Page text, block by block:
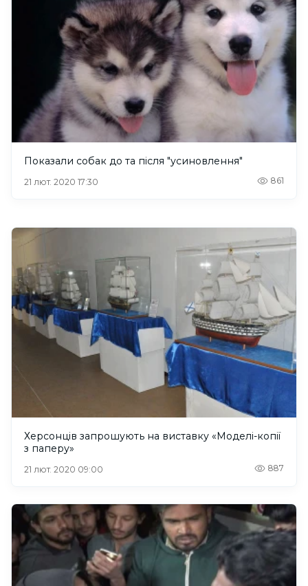
Показали собак до та після "усиновлення"
21 лют. 2020 17:30 861
Херсонців запрошують на виставку «Моделі-копії
з паперу»
21 лют. 2020 09:00 887